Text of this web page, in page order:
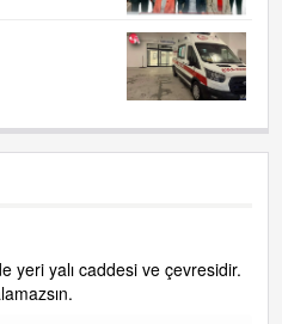
yeri yalı caddesi ve çevresidir.